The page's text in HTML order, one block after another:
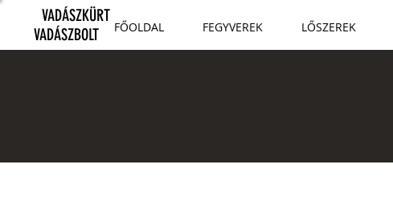
FŐOLDAL FEGYVEREK LŐSZEREK
VADÁSZKÜRT
VADÁSZBOLT